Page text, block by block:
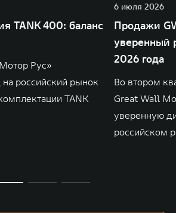
TANK 400: баланс
Рус»
российский рынок
TANK
6 июля 2026
Продажи
уверенный
2026 года
Во втором
Great Wall
уверенную
российском